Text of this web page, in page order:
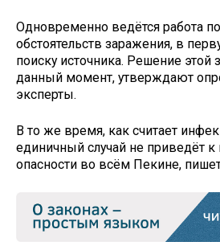
Одновременно ведётся работа
обстоятельств заражения, в
поиску источника. Решение этой
данный момент, утверждают
эксперты.
В то же время, как считает
единичный случай не приведёт
опасности во всём Пекине,